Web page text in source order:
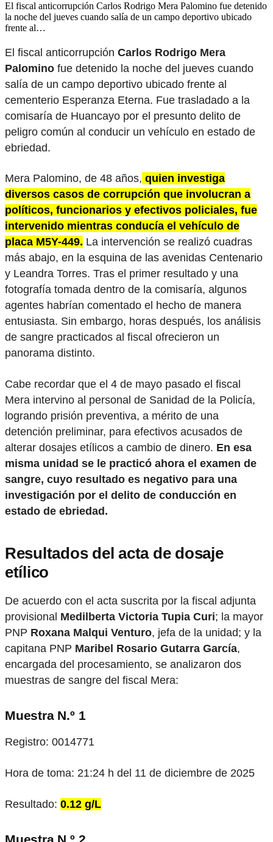
El fiscal anticorrupción Carlos Rodrigo Mera Palomino fue detenido
la noche del jueves cuando salía de un campo deportivo ubicado
frente al…
El fiscal anticorrupción Carlos Rodrigo Mera
Palomino fue detenido la noche del jueves cuando
salía de un campo deportivo ubicado frente al
cementerio Esperanza Eterna. Fue trasladado a la
comisaría de Huancayo por el presunto delito de
peligro común al conducir un vehículo en estado de
ebriedad.
Mera Palomino, de 48 años, quien investiga
diversos casos de corrupción que involucran a
políticos, funcionarios y efectivos policiales, fue
intervenido mientras conducía el vehículo de
placa M5Y-449. La intervención se realizó cuadras
más abajo, en la esquina de las avenidas Centenario
y Leandra Torres. Tras el primer resultado y una
fotografía tomada dentro de la comisaría, algunos
agentes habrían comentado el hecho de manera
entusiasta. Sin embargo, horas después, los análisis
de sangre practicados al fiscal ofrecieron un
panorama distinto.
Cabe recordar que el 4 de mayo pasado el fiscal
Mera intervino al personal de Sanidad de la Policía,
logrando prisión preventiva, a mérito de una
detención preliminar, para efectivos acusados de
alterar dosajes etílicos a cambio de dinero. En esa
misma unidad se le practicó ahora el examen de
sangre, cuyo resultado es negativo para una
investigación por el delito de conducción en
estado de ebriedad.
Resultados del acta de dosaje
etílico
De acuerdo con el acta suscrita por la fiscal adjunta
provisional Medilberta Victoria Tupia Curi; la mayor
PNP Roxana Malqui Venturo, jefa de la unidad; y la
capitana PNP Maribel Rosario Gutarra García,
encargada del procesamiento, se analizaron dos
muestras de sangre del fiscal Mera:
Muestra N.º 1
Registro: 0014771
Hora de toma: 21:24 h del 11 de diciembre de 2025
Resultado: 0.12 g/L
Muestra N.º 2